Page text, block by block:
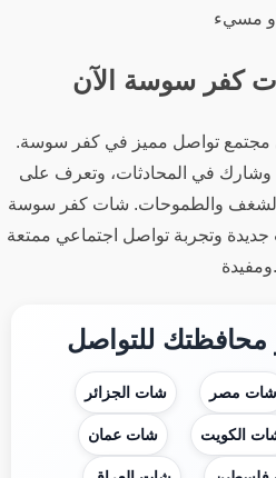
مجتمع تواصل مميز في كفر سوسة.
وشارك في المحادثات، وتعرف على
والطموحات. شات كفر سوسة
جديدة وتجربة تواصل اجتماعي ممتعة
ومفيدة.
محافظتك للتواصل
شات مصر شات الجزائر
الكويت شات عمان